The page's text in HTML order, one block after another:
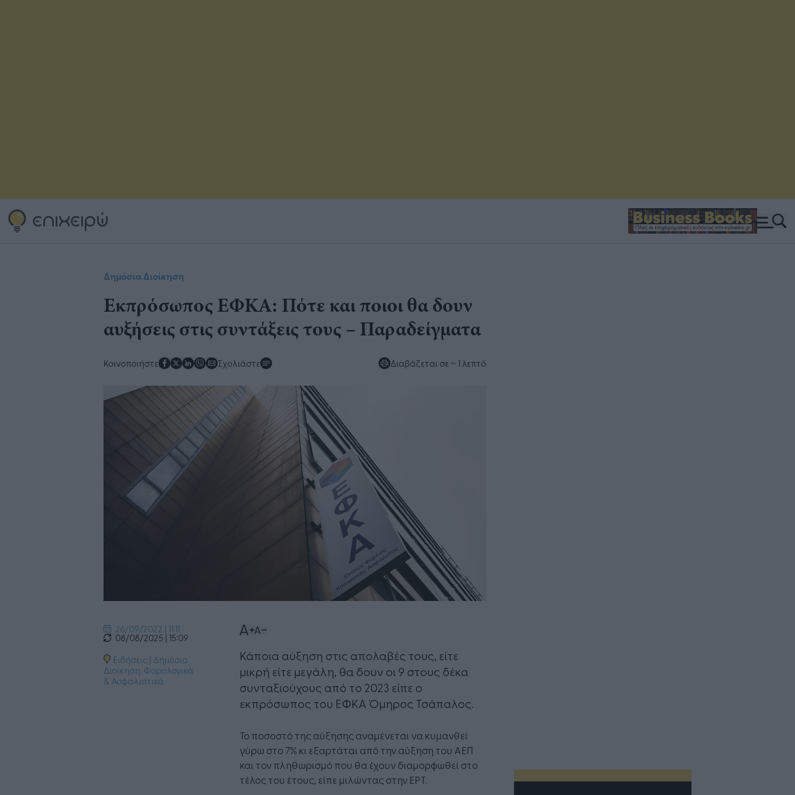
Δημόσια Διοίκηση
Εκπρόσωπος ΕΦΚΑ: Πότε και ποιοι θα δουν
αυξήσεις στις συντάξεις τους – Παραδείγματα
Κοινοποιήστε Σχολιάστε Διαβάζεται σε ~ 1 λεπτό
26/09/2022 | 11:11
08/08/2025 | 15:09
Ειδήσεις | Δημόσια
Διοίκηση, Φορολογικά
& Ασφαλιστικά
Κάποια αύξηση στις απολαβές τους, είτε
μικρή είτε μεγάλη, θα δουν οι 9 στους δέκα
συνταξιούχους από το 2023 είπε ο
εκπρόσωπος του ΕΦΚΑ Όμηρος Τσάπαλος.
Το ποσοστό της αύξησης αναμένεται να κυμανθεί
γύρω στο 7% κι εξαρτάται από την αύξηση του ΑΕΠ
και τον πληθωρισμό που θα έχουν διαμορφωθεί στο
τέλος του έτους, είπε μιλώντας στην ΕΡΤ.